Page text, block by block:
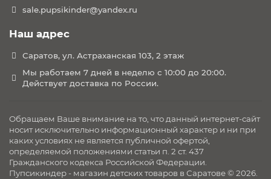
sale.pupsikinder@yandex.ru
Наш адрес
Саратов, ул. Астраханская 103, 2 этаж
Мы работаем 7 дней в неделю с 10:00 до 20:00.
Действует доставка по России.
Обращаем Ваше внимание на то, что данный интернет-сайт
носит исключительно информационный характер и ни при
каких условиях не является публичной офертой,
определяемой положениями статьи п. 2 ст. 437
Гражданского кодекса Российской Федерации.
Пупсикиндер - магазин детских товаров в Саратове © 2026.